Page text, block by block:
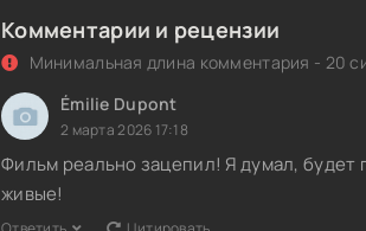
Комментарии и рецензии
Минимальная длина комментария - 20
Émilie Dupont
2 марта 2026 17:18
Фильм реально зацепил! Я думал, будет
живые!